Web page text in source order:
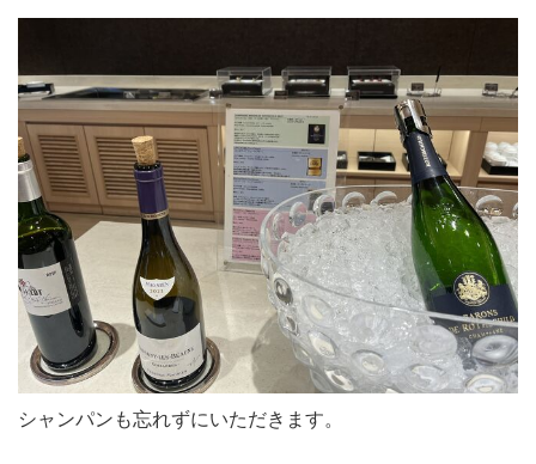
シャンパンも忘れずにいただきます。